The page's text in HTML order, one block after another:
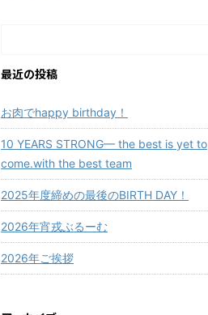
最近の投稿
お肉でhappy birthday！
10 YEARS STRONG— the best is yet to
come.with the best team
2025年度締めの最後のBIRTH DAY！
2026年宵戎ぶるーむ
2026年ご挨拶